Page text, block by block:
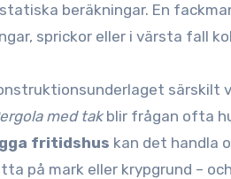
beräkningar. En
sprickor eller i värsta fall
särskilt
med takblir frågan ofta
fritidshus kan det handla
på mark eller krypgrund – och